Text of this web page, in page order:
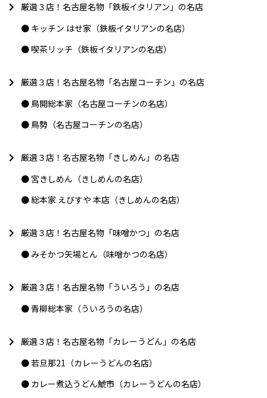
厳選３店！名古屋名物「鉄板イタリアン」の名店
キッチン はせ家（鉄板イタリアンの名店）
喫茶リッチ（鉄板イタリアンの名店）
厳選３店！名古屋名物「名古屋コーチン」の名店
鳥開総本家（名古屋コーチンの名店）
鳥勢（名古屋コーチンの名店）
厳選３店！名古屋名物「きしめん」の名店
宮きしめん（きしめんの名店）
総本家 えびすや 本店（きしめんの名店）
厳選３店！名古屋名物「味噌かつ」の名店
みそかつ矢場とん（味噌かつの名店）
厳選３店！名古屋名物「ういろう」の名店
青柳総本家（ういろうの名店）
厳選３店！名古屋名物「カレーうどん」の名店
若旦那21（カレーうどんの名店）
カレー煮込うどん鯱市（カレーうどんの名店）